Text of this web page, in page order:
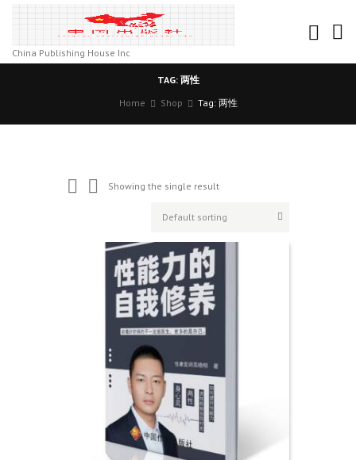
China Publishing House Inc
TAG: 两性
Home
Shop Tag: 两性
Showing the single result